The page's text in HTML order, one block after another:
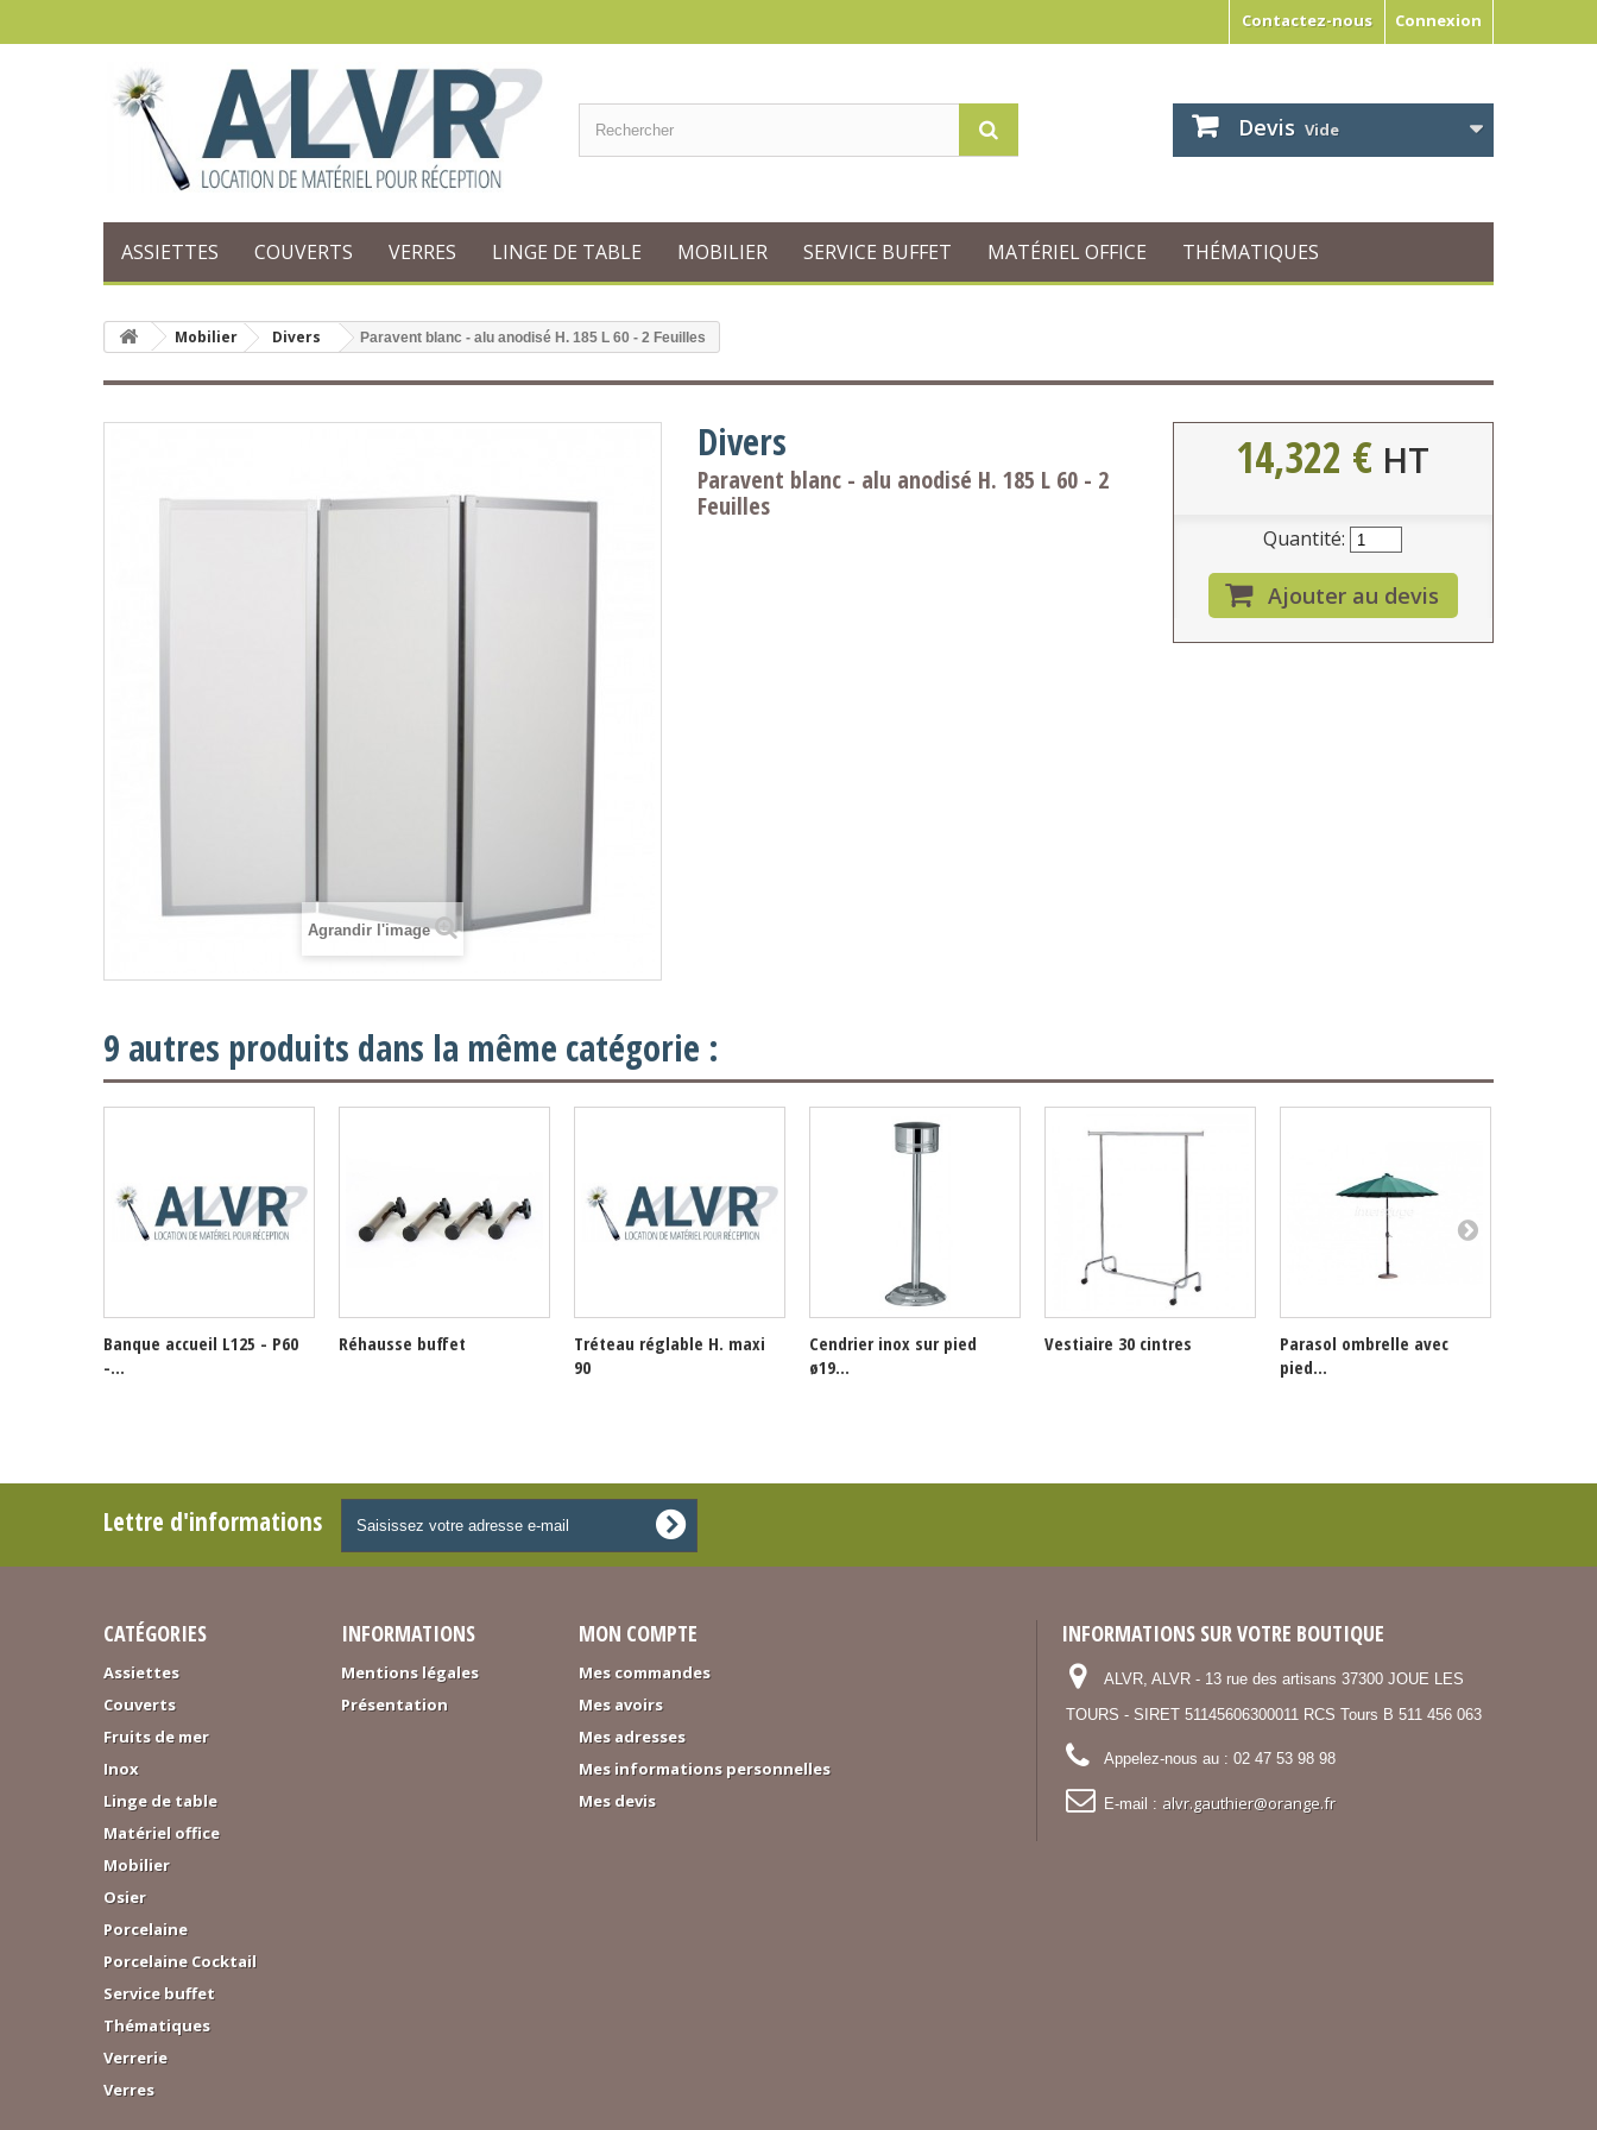
Connexion
Contactez-nous
Devis Vide
ASSIETTES COUVERTS VERRES LINGE DE TABLE MOBILIER SERVICE BUFFET MATÉRIEL OFFICE THÉMATIQUES
Mobilier Divers Paravent blanc - alu anodisé H. 185 L 60 - 2 Feuilles
Agrandir l'image
Divers
Paravent blanc - alu anodisé H. 185 L 60 - 2
Feuilles
14,322 € HT
Quantité:
Ajouter au devis
9 autres produits dans la même catégorie :
Banque accueil L125 - P60
-...
Réhausse buffet
Tréteau réglable H. maxi
90
Cendrier inox sur pied
ø19...
Vestiaire 30 cintres
Parasol ombrelle avec
pied...
Lettre d'informations
CATÉGORIES
Assiettes
Couverts
Fruits de mer
Inox
Linge de table
Matériel office
Mobilier
Osier
Porcelaine
Porcelaine Cocktail
Service buffet
Thématiques
Verrerie
Verres
INFORMATIONS
Mentions légales
Présentation
MON COMPTE
Mes commandes
Mes avoirs
Mes adresses
Mes informations personnelles
Mes devis
INFORMATIONS SUR VOTRE BOUTIQUE
ALVR, ALVR - 13 rue des artisans 37300 JOUE LES
TOURS - SIRET 51145606300011 RCS Tours B 511 456 063
Appelez-nous au : 02 47 53 98 98
E-mail : alvr.gauthier@orange.fr